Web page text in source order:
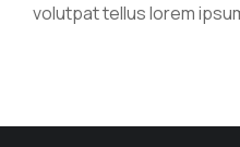
volutpat tellus lorem